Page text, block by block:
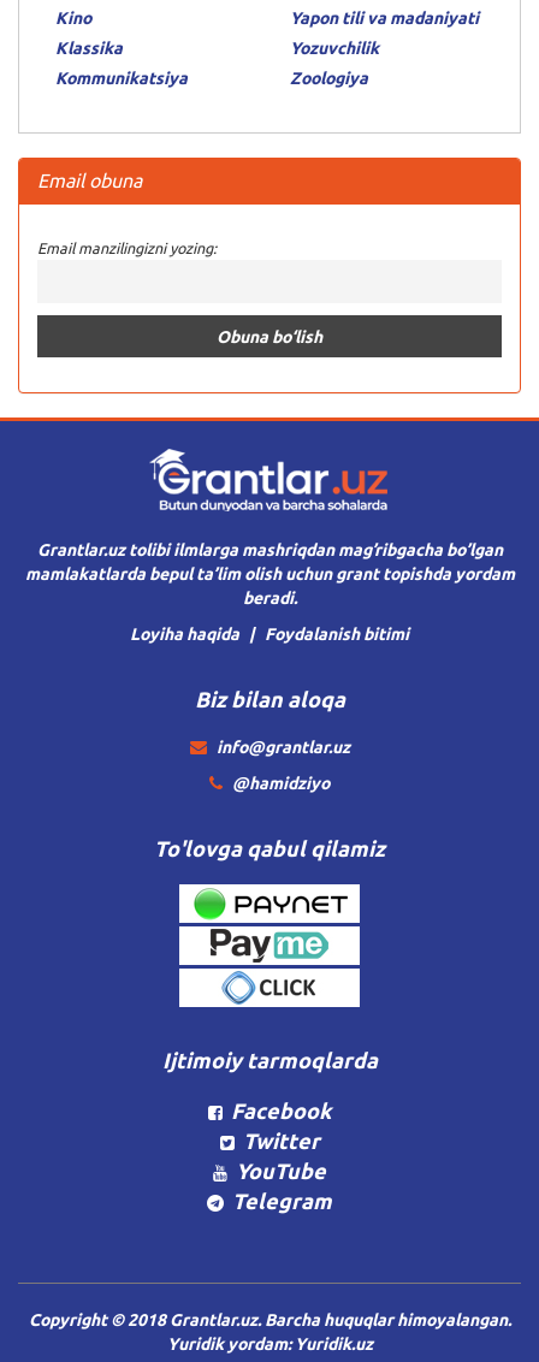
Kino
Klassika
Kommunikatsiya
Yapon tili va madaniyati
Yozuvchilik
Zoologiya
Email obuna
Email manzilingizni yozing:
Grantlar.uz tolibi ilmlarga mashriqdan mag’ribgacha bo’lgan
mamlakatlarda bepul ta’lim olish uchun grant topishda yordam
beradi.
Loyiha haqida
Foydalanish bitimi
Biz bilan aloqa
info@grantlar.uz
@hamidziyo
To'lovga qabul qilamiz
Ijtimoiy tarmoqlarda
Facebook
Twitter
YouTube
Telegram
Copyright © 2018 Grantlar.uz. Barcha huquqlar himoyalangan.
Yuridik yordam:Yuridik.uz